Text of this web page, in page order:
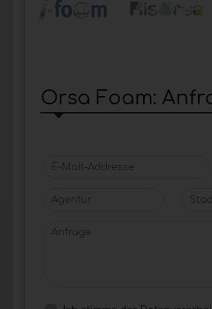
Orsa Foam:
E-Mail-Addresse
Agentur Stadt
Anfrage